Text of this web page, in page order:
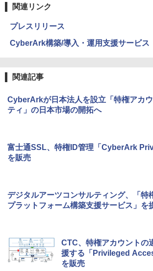
関連リンク
プレスリリース
CyberArk構築/導入・運用支援サービス
関連記事
CyberArkが日本法人を設立「特権アカ
ティ」の日本市場の開拓へ
富士通SSL、特権ID管理「CyberArk
を販売
デジタルアーツコンサルティング、「特
プラットフォーム構築支援サービス」を
CTC、特権アカウントの
援する「Privileged
を販売